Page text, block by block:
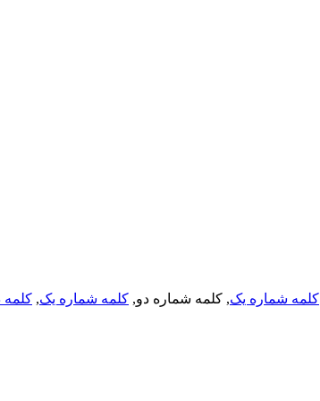
کلمه شماره یک, کلمه شماره دو, کلمه شماره یک, کلمه